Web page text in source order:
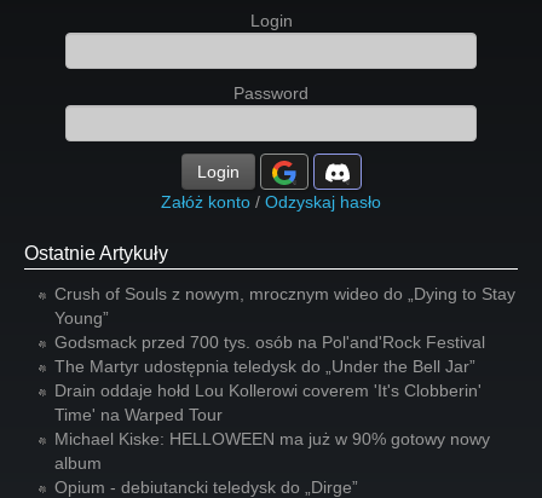
Login
Password
Login
Załóż konto / Odzyskaj hasło
Ostatnie Artykuły
Crush of Souls z nowym, mrocznym wideo do „Dying to Stay
Young”
Godsmack przed 700 tys. osób na Pol'and'Rock Festival
The Martyr udostępnia teledysk do „Under the Bell Jar”
Drain oddaje hołd Lou Kollerowi coverem 'It's Clobberin'
Time' na Warped Tour
Michael Kiske: HELLOWEEN ma już w 90% gotowy nowy
album
Opium - debiutancki teledysk do „Dirge”